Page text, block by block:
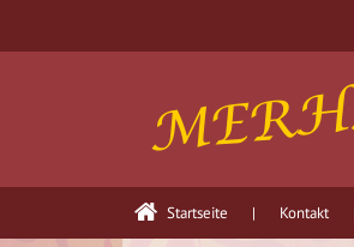
Startseite | Kontakt